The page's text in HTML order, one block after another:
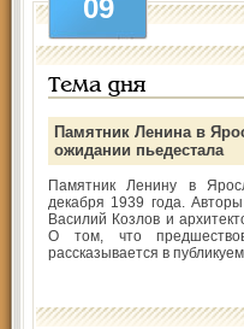
09
Тема дня
Памятник Ленина в
ожидании пьедестала
Памятник Ленину в
декабря 1939 года.
Василий Козлов и
О том, что
рассказывается в